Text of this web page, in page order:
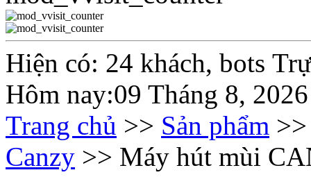
Hiện có: 24 khách, bots
Hôm nay:09 Tháng 8, 2026
Trang chủ >> Sản phẩm
Canzy >> Máy hút mùi